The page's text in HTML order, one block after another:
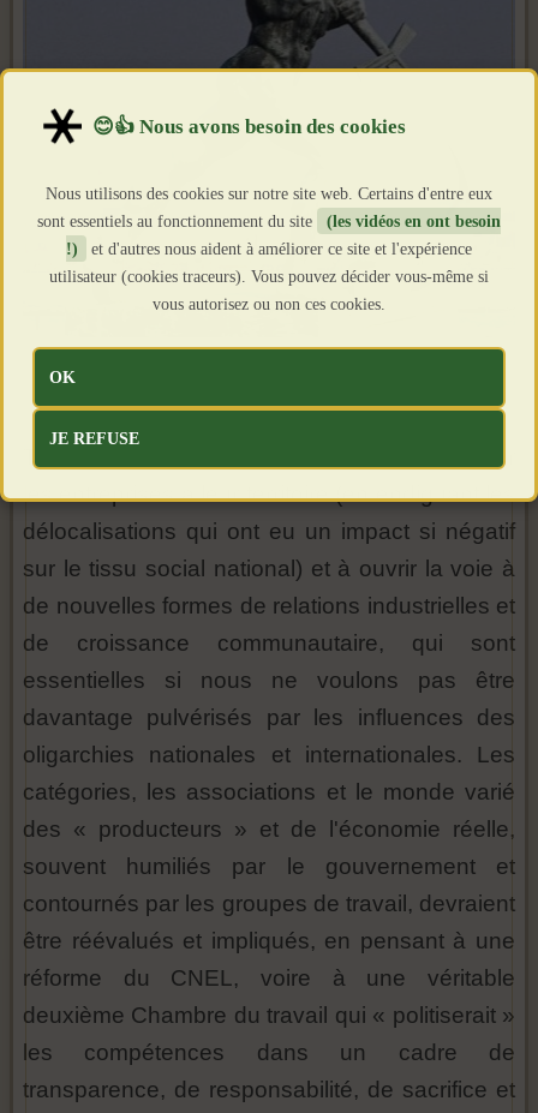
Tout cela pourrait également contribuer à lier
les entreprises à leur territoire (en endiguant les
délocalisations qui ont eu un impact si négatif
sur le tissu social national) et à ouvrir la voie à
de nouvelles formes de relations industrielles et
de croissance communautaire, qui sont
essentielles si nous ne voulons pas être
davantage pulvérisés par les influences des
oligarchies nationales et internationales. Les
catégories, les associations et le monde varié
des « producteurs » et de l'économie réelle,
souvent humiliés par le gouvernement et
contournés par les groupes de travail, devraient
être réévalués et impliqués, en pensant à une
réforme du CNEL, voire à une véritable
deuxième Chambre du travail qui « politiserait »
les compétences dans un cadre de
transparence, de responsabilité, de sacrifice et
Nous utilisons des cookies sur notre site web. Certains d'entre eux
sont essentiels au fonctionnement du site
(les vidéos en ont besoin
!)
et d'autres nous aident à améliorer ce site et l'expérience
utilisateur (cookies traceurs). Vous pouvez décider vous-même si
vous autorisez ou non ces cookies.
OK
JE REFUSE